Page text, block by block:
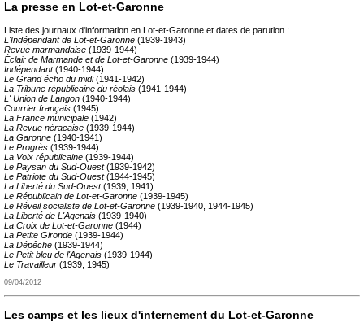
La presse en Lot-et-Garonne
Liste des journaux d'information en Lot-et-Garonne et dates de parution :
L'Indépendant de Lot-et-Garonne (1939-1943)
Revue marmandaise (1939-1944)
Éclair de Marmande et de Lot-et-Garonne (1939-1944)
Indépendant(1940-1944)
Le Grand écho du midi(1941-1942)
La Tribune républicaine du réolais (1941-1944)
L' Union de Langon (1940-1944)
Courrier français (1945)
La France municipale (1942)
La Revue néracaise (1939-1944)
La Garonne (1940-1941)
Le Progrès (1939-1944)
La Voix républicaine (1939-1944)
Le Paysan du Sud-Ouest(1939-1942)
Le Patriote du Sud-Ouest(1944-1945)
La Liberté du Sud-Ouest(1939, 1941)
Le Républicain de Lot-et-Garonne (1939-1945)
Le Réveil socialiste de Lot-et-Garonne (1939-1940, 1944-1945)
La Liberté de L'Agenais (1939-1940)
La Croix de Lot-et-Garonne (1944)
La Petite Gironde (1939-1944)
La Dépêche (1939-1944)
Le Petit bleu de l'Agenais (1939-1944)
Le Travailleur (1939, 1945)
09/04/2012
Les camps et les lieux d'internement du Lot-et-Garonne